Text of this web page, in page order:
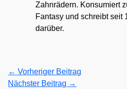
Zahnrädern. Konsumiert
Fantasy und schreibt seit
darüber.
← Vorheriger Beitrag
Nächster Beitrag →